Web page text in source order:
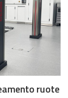
ruote